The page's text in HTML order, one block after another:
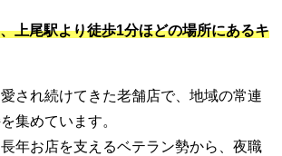
上尾駅より徒歩1分ほどの場所にあるキ
愛され続けてきた老舗店で、地域の常連
集めています。
年お店を支えるベテラン勢から、夜職